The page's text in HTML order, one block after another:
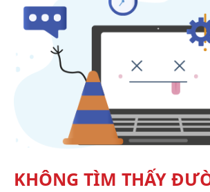
KHÔNG TÌM THẤY